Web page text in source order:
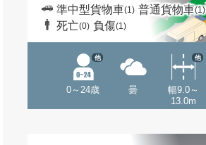
準中型貨物車(1) 普通貨物車(1)
死亡(0) 負傷(1)
0～24歳
他
曇
幅9.0～
13.0m
他